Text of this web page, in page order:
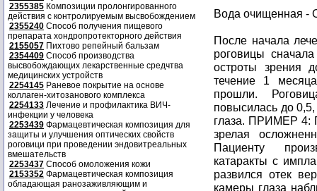
2355385 Композиции пролонгированного
действия с контролируемым высвобождением
2355240 Способ получения пищевого
препарата хондропротекторного действия
2155057 Пихтово репейный бальзам
2354409 Способ производства
высвобождающих лекарственные средчтва
медицинских устройств
2254145 Раневое покрытие на основе
коллаген-хитозанового комплекса
2254133 Лечение и профилактика ВИЧ-
инфекции у человека
2253439 Фармацевтическая композиция для
защиты и улучшения оптических свойств
роговици при проведении эндовитреальных
вмешательств
2253437 Способ омоложения кожи
2153352 Фармацевтическая композиция
обладающая ранозаживляющим и
Вода очищенная -
После начала
роговицы
остроты зрения
течение 1
прошли.
повысилась до 0,5,
глаза. ПРИМЕР 4:
зрелая
Пациенту
катаракты с
развился отек
камеры глаза